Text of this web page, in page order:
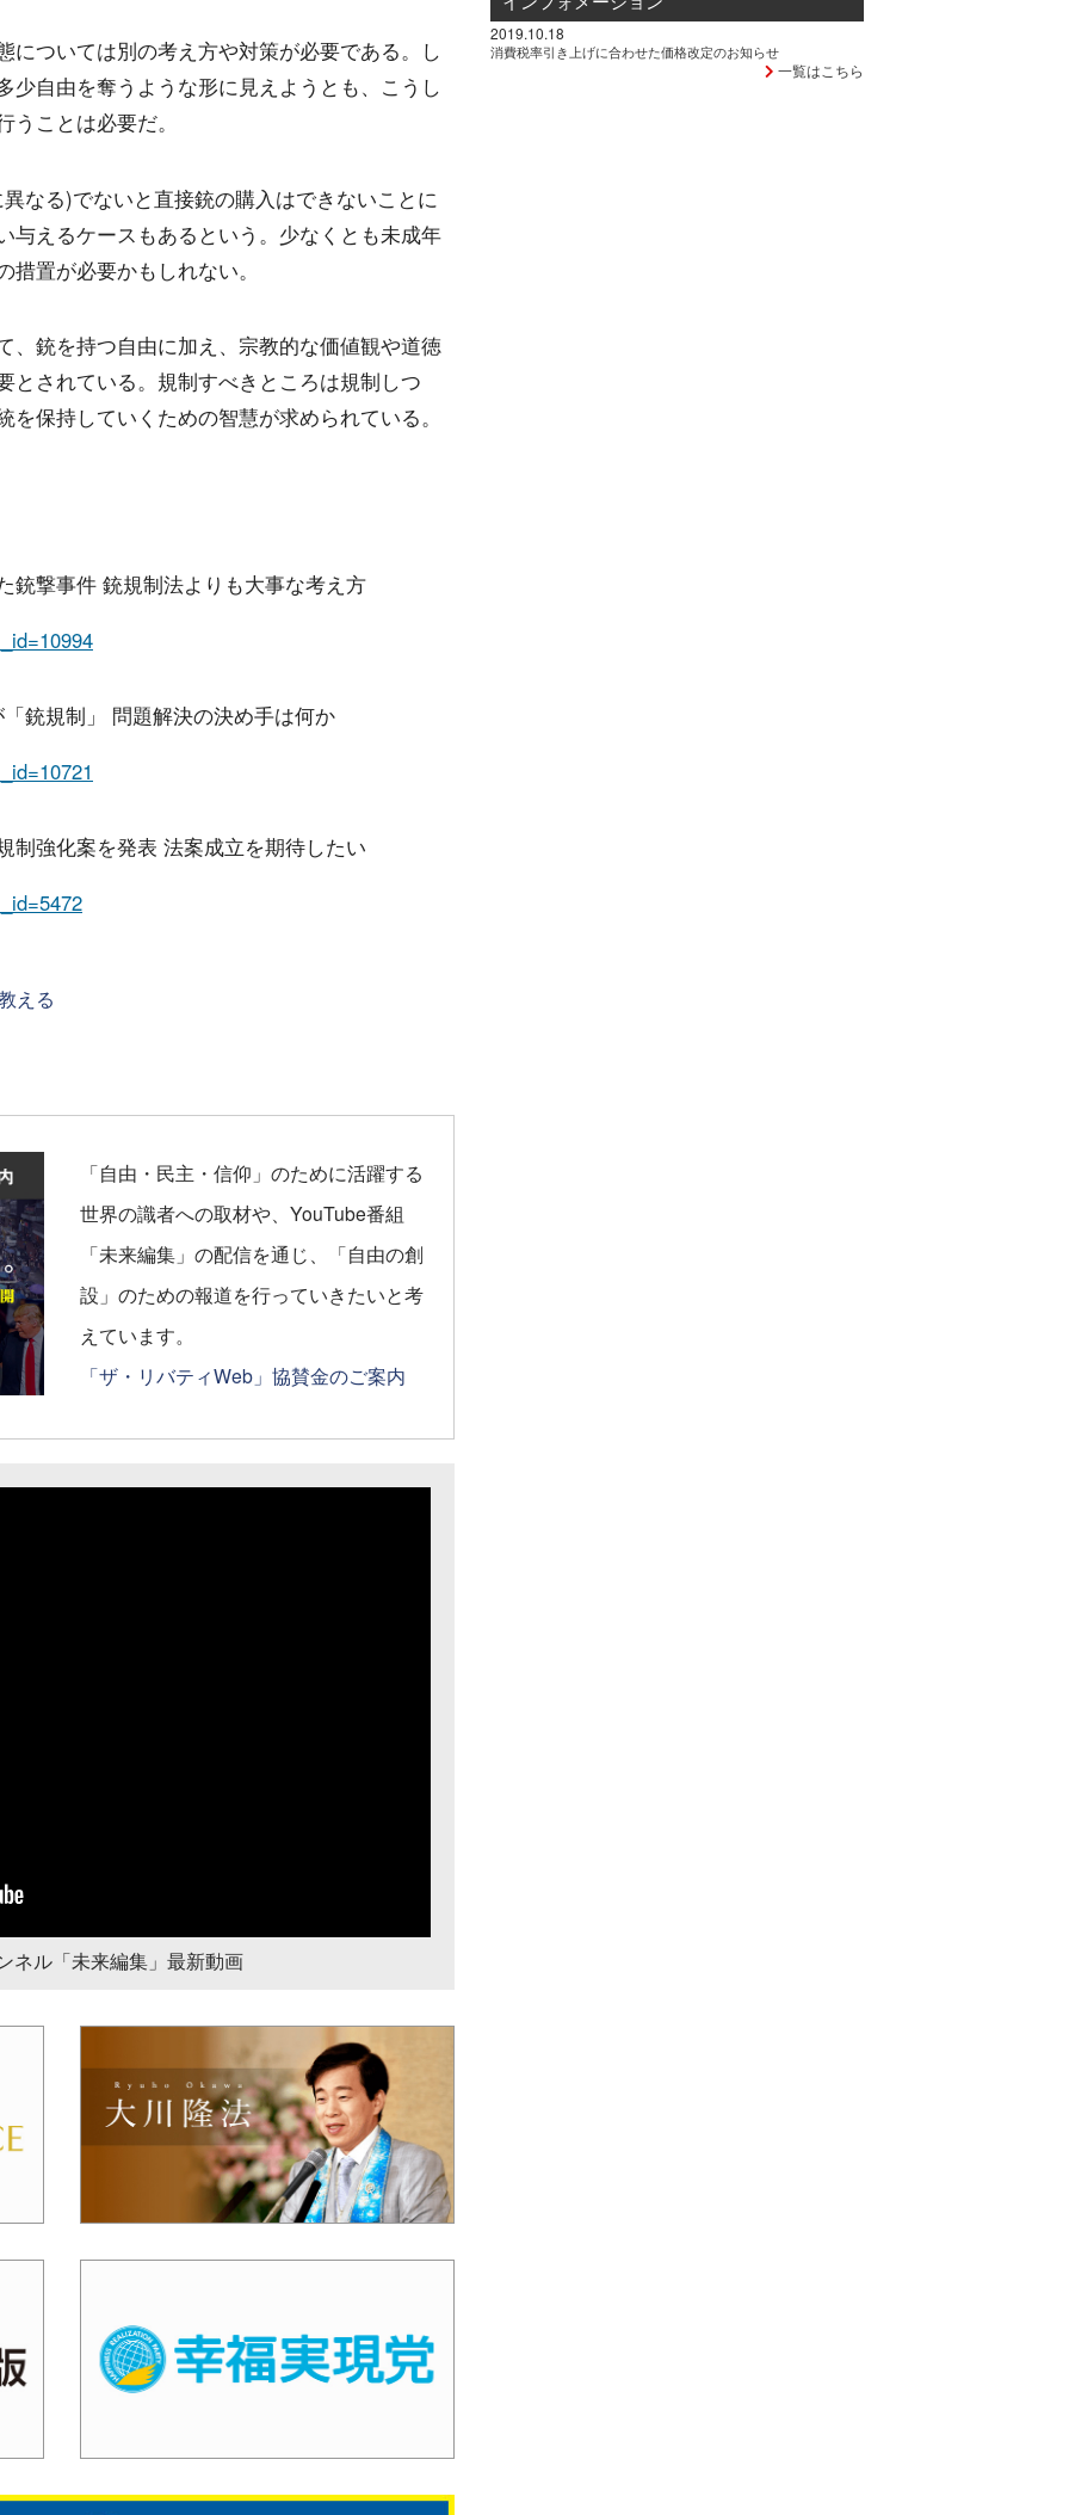
については別の考え方や対策が必要である。し
少自由を奪うような形に見えようとも、こうし
ことは必要だ。
なる)でないと直接銃の購入はできないことに
与えるケースもあるという。少なくとも未成年
置が必要かもしれない。
、銃を持つ自由に加え、宗教的な価値観や道徳
とされている。規制すべきところは規制しつ
保持していくための智慧が求められている。
銃撃事件 銃規制法よりも大事な考え方
銃規制」 問題解決の決め手は何か
制強化案を発表 法案成立を期待したい
える
「自由・民主・信仰」のために活躍する
世界の識者への取材や、YouTube番組
「未来編集」の配信を通じ、「自由の創
設」のための報道を行っていきたいと考
えています。
「ザ・リバティWeb」協賛金のご案内
ネル「未来編集」最新動画
2019.10.18
消費税率引き上げに合わせた価格改定のお知らせ
一覧はこちら